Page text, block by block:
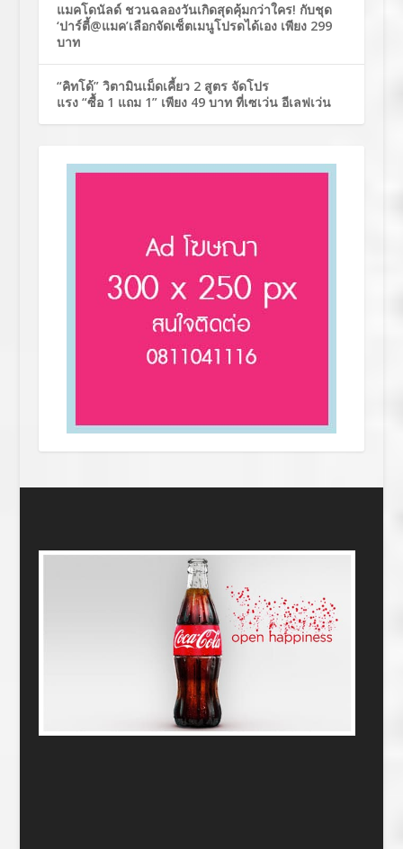
แมคโดนัลด์ ชวนฉลองวันเกิดสุดคุ้มกว่าใคร! กับชุด
‘ปาร์ตี้@แมค’เลือกจัดเซ็ตเมนูโปรดได้เอง เพียง 299
บาท
“คิทโด้” วิตามินเม็ดเคี้ยว 2 สูตร จัดโปร
แรง “ซื้อ 1 แถม 1” เพียง 49 บาท ที่เซเว่น อีเลฟเว่น